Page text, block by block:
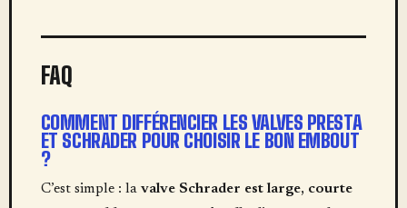
FAQ
COMMENT DIFFÉRENCIER LES VALVES PRESTA
ET SCHRADER POUR CHOISIR LE BON EMBOUT
?
C’est simple : la valve Schrader est large, courte